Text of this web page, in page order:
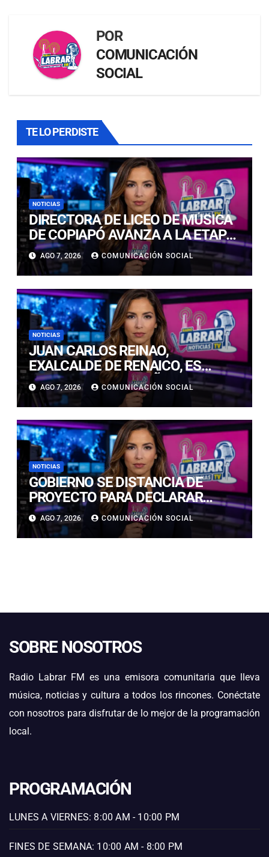
POR
COMUNICACIÓN
SOCIAL
TE LO PERDISTE
NOTICIAS
DIRECTORA DE LICEO DE MÚSICA
DE COPIAPÓ AVANZA A LA ETAPA
FINAL DEL PREMIO LED 2026 POR
INNOVACIÓN EDUCATIVA
AGO 7, 2026 COMUNICACIÓN SOCIAL
NOTICIAS
JUAN CARLOS REINAO,
EXALCALDE DE RENAICO, ES
CONDENADO A 15 AÑOS DE
CÁRCEL POR DELITOS DE
CONNOTACIÓN SEXUAL
AGO 7, 2026 COMUNICACIÓN SOCIAL
NOTICIAS
GOBIERNO SE DISTANCIA DE
PROYECTO PARA DECLARAR
FERIADO EL 17 DE SEPTIEMBRE:
“NO ES NECESARIO INNOVAR”
AGO 7, 2026 COMUNICACIÓN SOCIAL
SOBRE NOSOTROS
Radio Labrar FM es una emisora comunitaria que lleva
música, noticias y cultura a todos los rincones. Conéctate
con nosotros para disfrutar de lo mejor de la programación
local.
PROGRAMACIÓN
LUNES A VIERNES: 8:00 AM - 10:00 PM
FINES DE SEMANA: 10:00 AM - 8:00 PM